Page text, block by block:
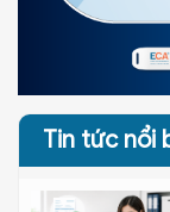
Tin tức nổi